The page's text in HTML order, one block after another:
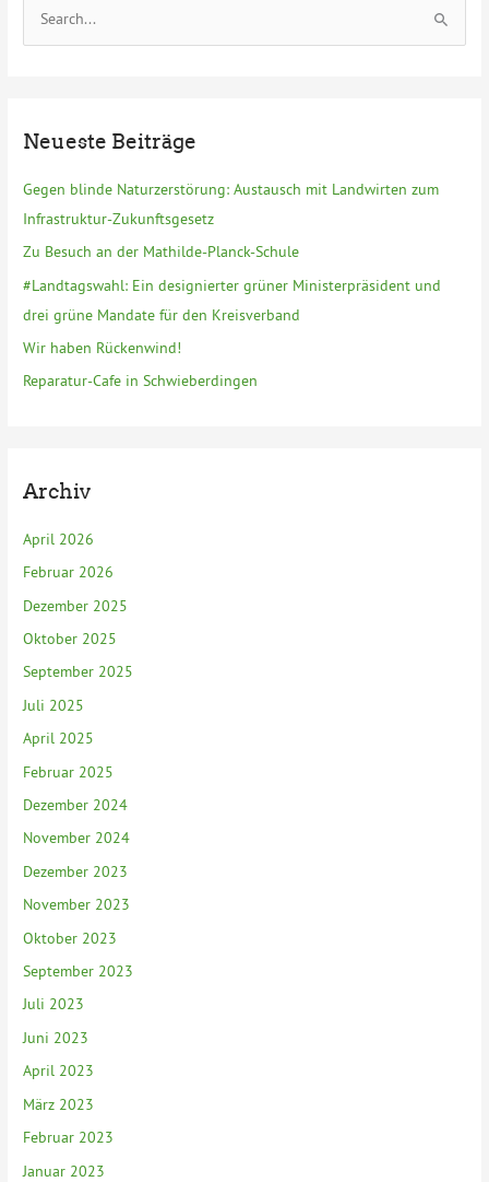
n
n
a
c
Neueste Beiträge
Gegen blinde Naturzerstörung: Austausch mit Landwirten zum
Infrastruktur-Zukunftsgesetz
Zu Besuch an der Mathilde-Planck-Schule
#Landtagswahl: Ein designierter grüner Ministerpräsident und
drei grüne Mandate für den Kreisverband
Wir haben Rückenwind!
Reparatur-Cafe in Schwieberdingen
Archiv
April 2026
Februar 2026
Dezember 2025
Oktober 2025
September 2025
Juli 2025
April 2025
Februar 2025
Dezember 2024
November 2024
Dezember 2023
November 2023
Oktober 2023
September 2023
Juli 2023
Juni 2023
April 2023
März 2023
Februar 2023
Januar 2023